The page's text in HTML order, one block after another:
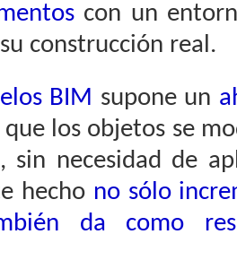
con un
construcción real.
BIM supone un
que los objetos se
sin necesidad de
hecho no sólo
da como